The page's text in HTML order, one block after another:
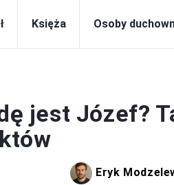
Księża Osoby
jest Józef?
Eryk